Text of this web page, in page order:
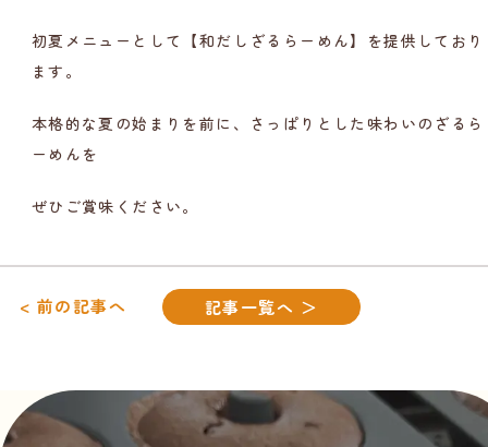
初夏メニューとして【和だしざるらーめん】を提供しており
ます。
本格的な夏の始まりを前に、さっぱりとした味わいのざるら
ーめんを
ぜひご賞味ください。
< 前の記事へ 記事一覧へ ＞